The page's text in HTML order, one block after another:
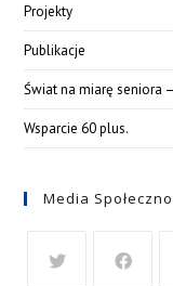
Projekty
Publikacje
Świat na miarę seniora
Wsparcie 60 plus.
Media